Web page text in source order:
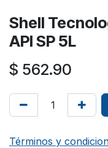
Shell
API SP 5L
$ 562.90
Términos y